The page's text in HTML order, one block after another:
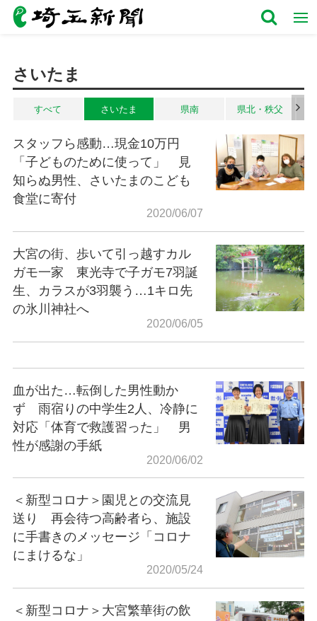
さいたま
すべて さいたま 県南 県北・秩父
スタッフら感動…現金10万円
「子どものために使って」 見
知らぬ男性、さいたまのこども
食堂に寄付
2020/06/07
大宮の街、歩いて引っ越すカル
ガモ一家 東光寺で子ガモ7羽誕
生、カラスが3羽襲う…1キロ先
の氷川神社へ
2020/06/05
血が出た…転倒した男性動か
ず 雨宿りの中学生2人、冷静に
対応「体育で救護習った」 男
性が感謝の手紙
2020/06/02
＜新型コロナ＞園児との交流見
送り 再会待つ高齢者ら、施設
に手書きのメッセージ「コロナ
にまけるな」
2020/05/24
＜新型コロナ＞大宮繁華街の飲